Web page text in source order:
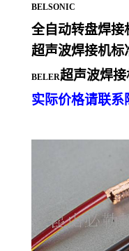
BELSONIC
全自动转盘焊接
超声波焊接机
BELER超声波焊
实际价格请联系